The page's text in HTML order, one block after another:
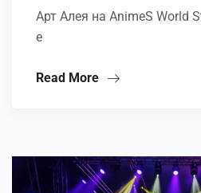
Арт Алея на AnimeS World
е
Read More